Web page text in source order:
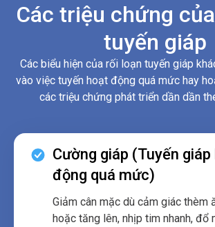
Các triệu chứng
tuyến giáp
Các biểu hiện của rối loạn tuyến giáp
vào việc tuyến hoạt động quá mức hay
các triệu chứng phát triển dần dần
Cường giáp (Tuyến
động quá mức)
Giảm cân mặc dù cảm giác thèm
hoặc tăng lên, nhịp tim nhanh, đổ